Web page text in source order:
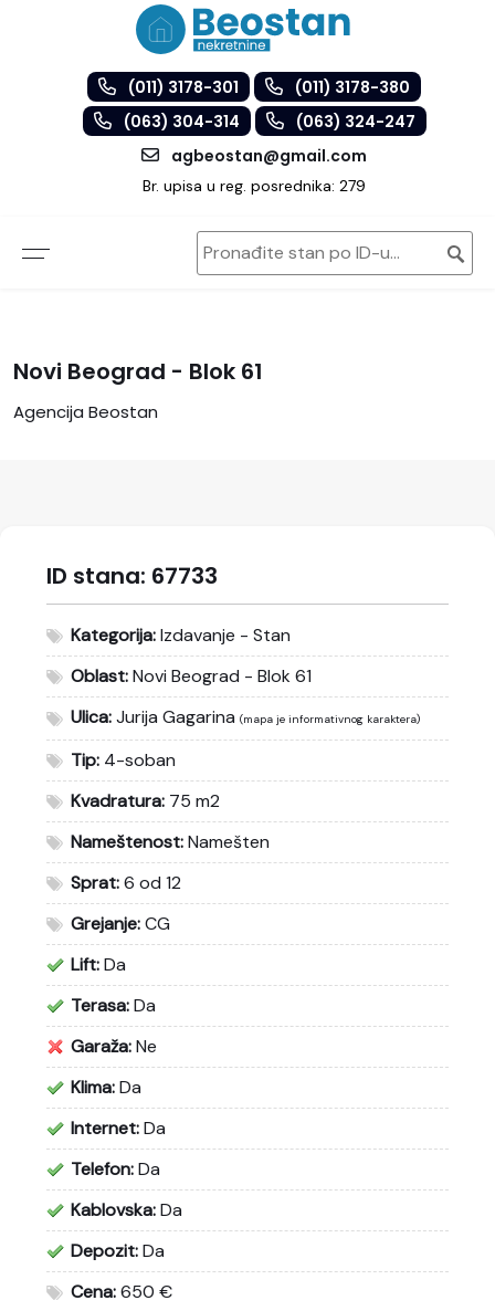
(011) 3178-301
(011) 3178-380
(063) 304-314
(063) 324-247
agbeostan@gmail.com
Br. upisa u reg. posrednika: 279
Novi Beograd - Blok 61
Agencija Beostan
ID stana: 67733
Kategorija:Izdavanje - Stan
Oblast:Novi Beograd - Blok 61
Ulica:Jurija Gagarina (mapa je informativnog karaktera)
Tip: 4-soban
Kvadratura: 75 m2
Nameštenost:Namešten
Sprat:6 od 12
Grejanje:CG
Lift:Da
Terasa:Da
Garaža:Ne
Klima:Da
Internet:Da
Telefon:Da
Kablovska:Da
Depozit:Da
Cena:650 €